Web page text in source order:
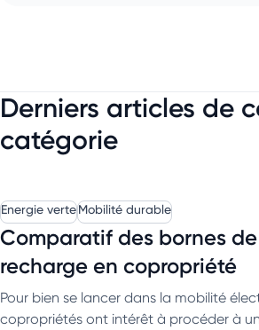
Derniers articles de
catégorie
Energie verteMobilité durable
Comparatif des bornes de
recharge en copropriété
Pour bien se lancer dans la mobilité
copropriétés ont intérêt à procéder à